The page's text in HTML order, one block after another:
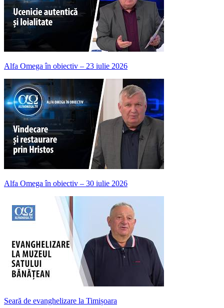
Alfa Omega în obiectiv – 23 iulie 2026
Alfa Omega în obiectiv – 30 iulie 2026
Seară de evanghelizare la Timișoara